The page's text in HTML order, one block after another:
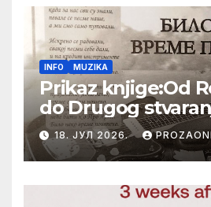
INFO MUZIKA
Prikaz knjige:Od
do Drugog
(bilo neko vreme
(autor- Zlatomira
Botoš 2022.
samizdat)
18. ЈУЛ 2026.